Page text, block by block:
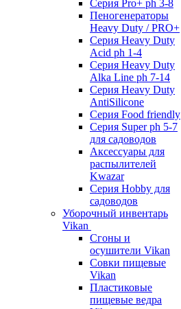
Серия Pro+ ph 3-8
Пеногенераторы
Heavy Duty / PRO+
Серия Heavy Duty
Acid ph 1-4
Серия Heavy Duty
Alka Line ph 7-14
Серия Heavy Duty
AntiSilicone
Серия Food friendly
Серия Super ph 5-7
для садоводов
Аксессуары для
распылителей
Kwazar
Серия Hobby для
садоводов
Уборочный инвентарь
Vikan
Сгоны и
осушители Vikan
Совки пищевые
Vikan
Пластиковые
пищевые ведра